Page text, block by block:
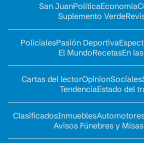
San JuanPolíticaEconomía
Suplemento Verde
PolicialesPasión Deportiva
El MundoRecetasEn
Cartas del lectorOpinionSociales
TendenciaEstado del
ClasificadosInmuebles
Avisos Fúnebres y Misas